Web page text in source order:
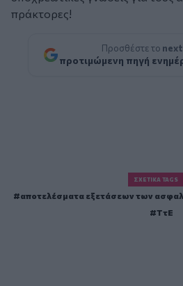
πράκτορες!
Προσθέστε το
προτιμώμενη πηγή
ΣΧΕΤΙΚΆ TAGS
αποτελέσματα εξετάσεων των
ΤτΕ